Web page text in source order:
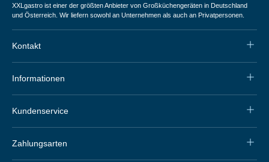
XXLgastro ist einer der größten Anbieter von Großküchengeräten in Deutschland
und Österreich. Wir liefern sowohl an Unternehmen als auch an Privatpersonen.
Kontakt
Informationen
Kundenservice
Zahlungsarten